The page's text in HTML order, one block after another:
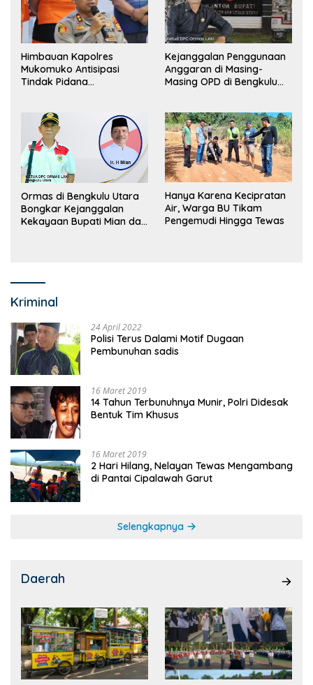
Himbauan Kapolres
Mukomuko Antisipasi
Tindak Pidana
Kejanggalan Penggunaan
Anggaran di Masing-
Masing OPD di Bengkulu
Ormas di Bengkulu Utara
Bongkar Kejanggalan
Kekayaan Bupati Mian dan
Hanya Karena Kecipratan
Air, Warga BU Tikam
Pengemudi Hingga Tewas
Kriminal
24 April 2022
Polisi Terus Dalami Motif Dugaan
Pembunuhan sadis
16 Maret 2019
14 Tahun Terbunuhnya Munir, Polri Didesak
Bentuk Tim Khusus
16 Maret 2019
2 Hari Hilang, Nelayan Tewas Mengambang
di Pantai Cipalawah Garut
Selengkapnya
Daerah